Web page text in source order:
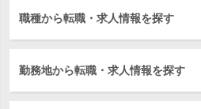
職種から転職・求人情報を探す
勤務地から転職・求人情報を探す